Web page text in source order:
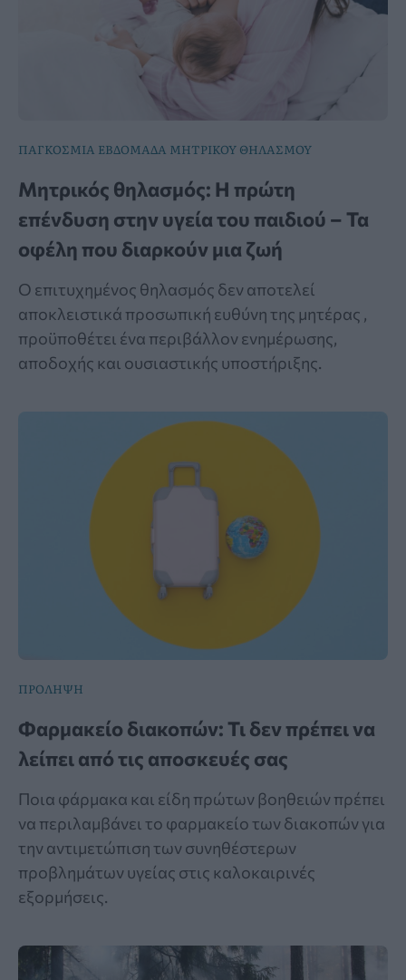
ΠΑΓΚΟΣΜΙΑ ΕΒΔΟΜΑΔΑ ΜΗΤΡΙΚΟΥ ΘΗΛΑΣΜΟΥ
Μητρικός θηλασμός: Η πρώτη
επένδυση στην υγεία του παιδιού – Τα
οφέλη που διαρκούν μια ζωή
Ο επιτυχημένος θηλασμός δεν αποτελεί
αποκλειστικά προσωπική ευθύνη της μητέρας ,
προϋποθέτει ένα περιβάλλον ενημέρωσης,
αποδοχής και ουσιαστικής υποστήριξης.
ΠΡΟΛΗΨΗ
Φαρμακείο διακοπών: Τι δεν πρέπει να
λείπει από τις αποσκευές σας
Ποια φάρμακα και είδη πρώτων βοηθειών πρέπει
να περιλαμβάνει το φαρμακείο των διακοπών για
την αντιμετώπιση των συνηθέστερων
προβλημάτων υγείας στις καλοκαιρινές
εξορμήσεις.